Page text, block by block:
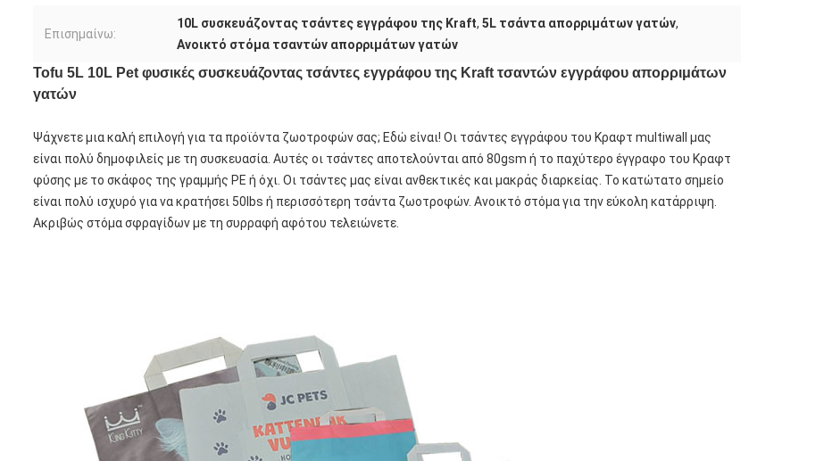
Επισημαίνω:
10L συσκευάζοντας τσάντες εγγράφου της Kraft, 5L τσάντα απορριμάτων γατών,
Ανοικτό στόμα τσαντών απορριμάτων γατών
Tofu 5L 10L Pet φυσικές συσκευάζοντας τσάντες εγγράφου της Kraft τσαντών εγγράφου απορριμάτων
γατών
Ψάχνετε μια καλή επιλογή για τα προϊόντα ζωοτροφών σας; Εδώ είναι! Οι τσάντες εγγράφου του Κραφτ multiwall μας
είναι πολύ δημοφιλείς με τη συσκευασία. Αυτές οι τσάντες αποτελούνται από 80gsm ή το παχύτερο έγγραφο του Κραφτ
φύσης με το σκάφος της γραμμής PE ή όχι. Οι τσάντες μας είναι ανθεκτικές και μακράς διαρκείας. Το κατώτατο σημείο
είναι πολύ ισχυρό για να κρατήσει 50lbs ή περισσότερη τσάντα ζωοτροφών. Ανοικτό στόμα για την εύκολη κατάρριψη.
Ακριβώς στόμα σφραγίδων με τη συρραφή αφότου τελειώνετε.